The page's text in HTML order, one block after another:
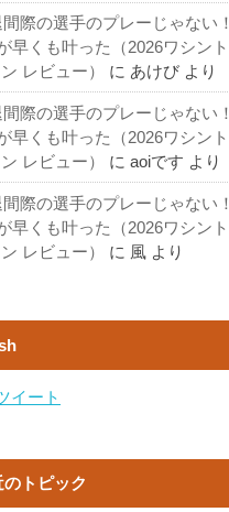
際の選手のプレーじゃない！
早くも叶った（2026ワシント
レビュー）
に あけび より
際の選手のプレーじゃない！
早くも叶った（2026ワシント
レビュー）
に aoiです より
際の選手のプレーじゃない！
早くも叶った（2026ワシント
レビュー）
に 風 より
イート
トピック